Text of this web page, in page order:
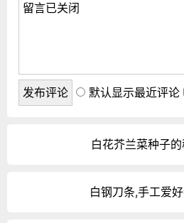
默认显示最近评论
白花芥兰菜种子
白钢刀条,手工爱